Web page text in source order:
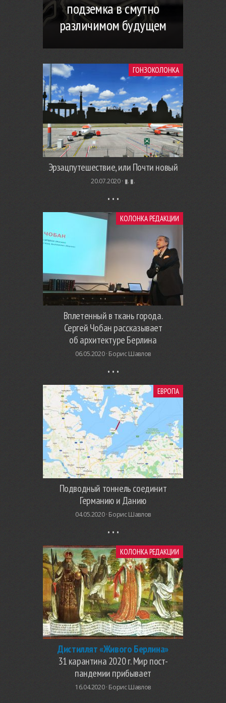
подземка в смутно
различимом будущем
ГОНЗОКОЛОНКА
Эрзацпутешествие, или Почти новый
20.07.2020 · ▮. ▮.
КОЛОНКА РЕДАКЦИИ
Вплетенный в ткань города.
Сергей Чобан рассказывает
об архитектуре Берлина
06.05.2020 · Борис Шавлов
ЕВРОПА
Подводный тоннель соединит
Германию и Данию
04.05.2020 · Борис Шавлов
КОЛОНКА РЕДАКЦИИ
Дистиллят «Живого Берлина»
31 карантина 2020 г. Мир пост-
пандемии прибывает
16.04.2020 · Борис Шавлов